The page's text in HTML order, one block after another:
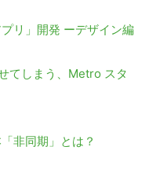
リ」開発 ーデザイン編
てしまう、Metro スタ
非同期」とは？